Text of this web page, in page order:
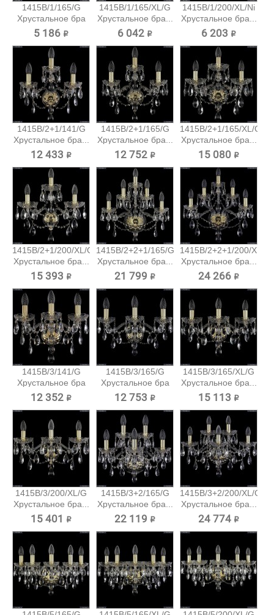
1415B/1/165/G
Хрустальное бра
Bohemia...
5 186 ₽
1415B/1/165/XL/G
Хрустальное бра...
6 042 ₽
1415B/1/200/XL/Ni
Хрустальное бра...
6 203 ₽
1415B/2+1/141/G
Хрустальное бра...
12 433 ₽
1415B/2+1/165/G
Хрустальное бра...
12 752 ₽
1415B/2+1/165/XL/G
Хрустальное бра...
15 080 ₽
1415B/2+1/200/XL/G
Хрустальное бра...
15 393 ₽
1415B/2+2+1/165/G
Хрустальное бра...
21 799 ₽
1415B/2+2+1/200/XL/G
Хрустальное бра...
24 266 ₽
1415B/3/141/G
Хрустальное бра
Bohemia...
12 352 ₽
1415B/3/165/G
Хрустальное бра
Bohemia...
12 753 ₽
1415B/3/165/XL/G
Хрустальное бра...
15 113 ₽
1415B/3/200/XL/G
Хрустальное бра...
15 401 ₽
1415B/3+2/165/G
Хрустальное бра...
22 119 ₽
1415B/3+2/200/XL/G
Хрустальное бра...
24 774 ₽